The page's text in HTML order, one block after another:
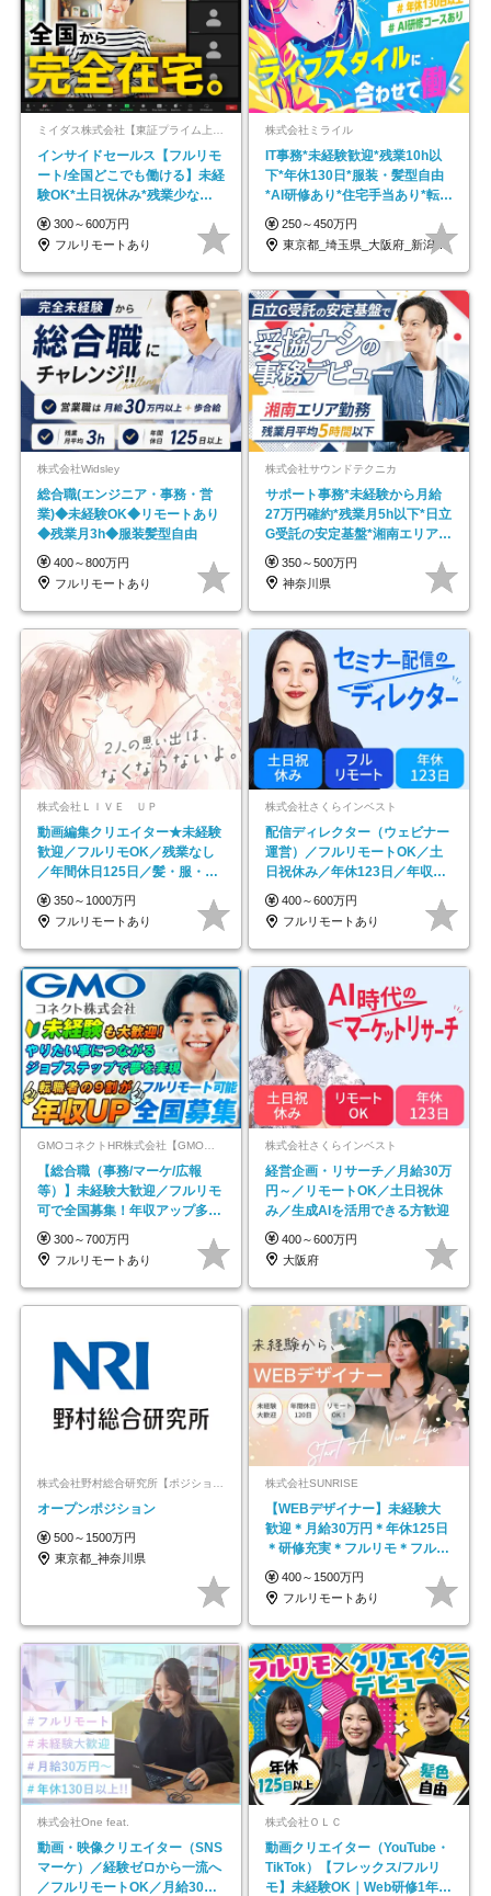
ミイダス株式会社【東証プライム上場パーソルグループ】
インサイドセールス【フルリモ
ート/全国どこでも働ける】未経
験OK*土日祝休み*残業少なめ*
在宅勤務手当あり
300～600万円
フルリモートあり
株式会社ミライル
IT事務*未経験歓迎*残業10h以
下*年休130日*服装・髪型自由
*AI研修あり*住宅手当あり*転勤
なし
250～450万円
東京都_埼玉県_大阪府_新潟県_福岡県
株式会社Widsley
総合職(エンジニア・事務・営
業)◆未経験OK◆リモートあり
◆残業月3h◆服装髪型自由
400～800万円
フルリモートあり
株式会社サウンドテクニカ
サポート事務*未経験から月給
27万円確約*残業月5h以下*日立
G受託の安定基盤*湘南エリア勤
務
350～500万円
神奈川県
株式会社ＬＩＶＥ ＵＰ
動画編集クリエイター★未経験
歓迎／フルリモOK／残業なし
／年間休日125日／髪・服・ネ
イル自由／研修充実で安心
350～1000万円
フルリモートあり
株式会社さくらインベスト
配信ディレクター（ウェビナー
運営）／フルリモートOK／土
日祝休み／年休123日／年収
600万円可
400～600万円
フルリモートあり
GMOコネクトHR株式会社【GMOインターネットグループ】
【総合職（事務/マーケ/広報
等）】未経験大歓迎／フルリモ
可で全国募集！年収アップ多数
★年休最大130日★
300～700万円
フルリモートあり
株式会社さくらインベスト
経営企画・リサーチ／月給30万
円～／リモートOK／土日祝休
み／生成AIを活用できる方歓迎
400～600万円
大阪府
オープンポジション
500～1500万円
東京都_神奈川県
株式会社SUNRISE
【WEBデザイナー】未経験大
歓迎＊月給30万円＊年休125日
＊研修充実＊フルリモ＊フルフ
レックス＊
400～1500万円
フルリモートあり
株式会社One feat.
動画・映像クリエイター（SNS
マーケ）／経験ゼロから一流へ
／フルリモートOK／月給30万
株式会社ＯＬＣ
動画クリエイター（YouTube・
TikTok）【フレックス/フルリ
モ】未経験OK｜Web研修1年間